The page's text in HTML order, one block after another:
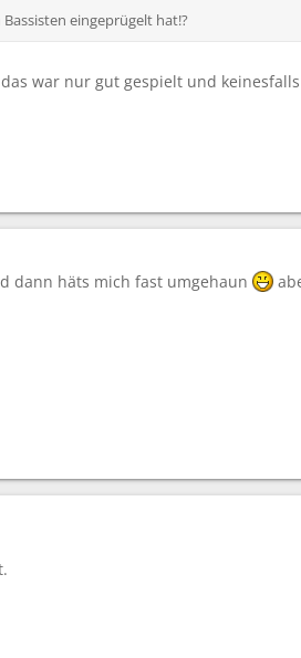
eingeprügelt hat!?
war nur gut gespielt und
dann häts mich fast umgehaun